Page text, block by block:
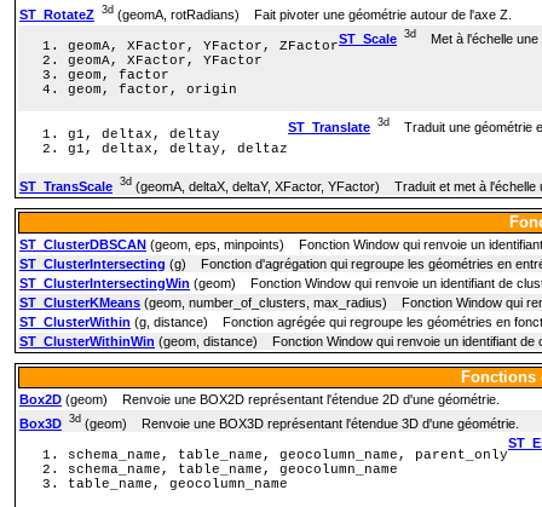
ST_RotateZ 3d (geomA, rotRadians) Fait pivoter une géométrie autour de l'axe Z.
ST_Scale 3d Met à l'échelle une
geomA, XFactor, YFactor, ZFactor
geomA, XFactor, YFactor
geom, factor
geom, factor, origin
ST_Translate 3d Traduit une géométrie
g1, deltax, deltay
g1, deltax, deltay, deltaz
ST_TransScale 3d (geomA, deltaX, deltaY, XFactor, YFactor) Traduit et met à
ST_ClusterDBSCAN (geom, eps, minpoints) Fonction Window qui renvoie un
ST_ClusterIntersecting (g) Fonction d'agrégation qui regroupe les géométries en
ST_ClusterIntersectingWin (geom) Fonction Window qui renvoie un identifiant de
ST_ClusterKMeans (geom, number_of_clusters, max_radius) Fonction Window qui
ST_ClusterWithin (g, distance) Fonction agrégée qui regroupe les géométries en
ST_ClusterWithinWin (geom, distance) Fonction Window qui renvoie un identifiant de
Fonctions
Box2D (geom) Renvoie une BOX2D représentant l'étendue 2D d'une géométrie.
Box3D 3d (geom) Renvoie une BOX3D représentant l'étendue 3D d'une géométrie.
schema_name, table_name, geocolumn_name, parent_only
schema_name, table_name, geocolumn_name
table_name, geocolumn_name